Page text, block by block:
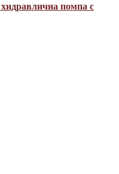
помпа с